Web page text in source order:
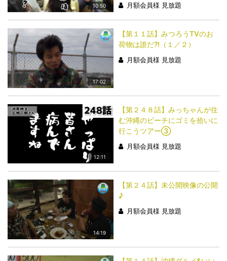
10:50 月額会員様 見放題
17:02
【第１１話】みつろうTVのお
荷物は誰だ?!（１／２）
月額会員様 見放題
12:11
【第２４８話】みっちゃんが住
む沖縄のビーチにゴミを拾いに
行こうツアー③
月額会員様 見放題
14:19
【第２４話】未公開映像の公開
♪
月額会員様 見放題